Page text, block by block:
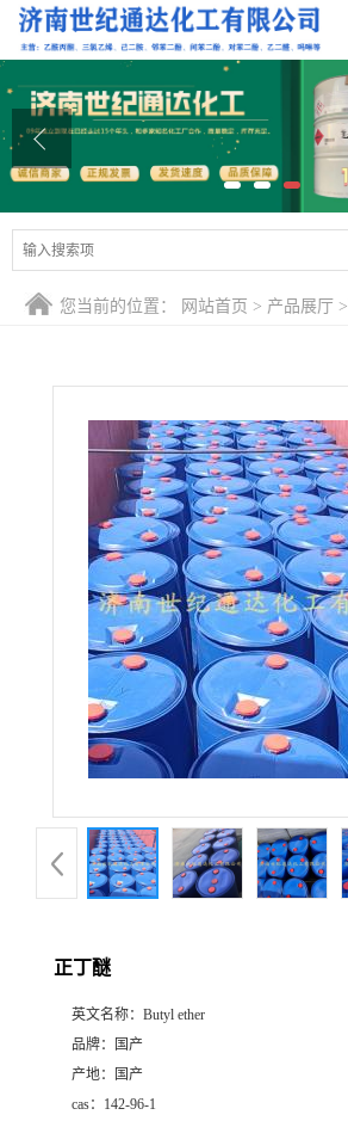
公司首页
公司介绍
产品展厅
证书荣誉
您当前的位置： 网站首页 > 产品展厅 >
正丁醚
英文名称： Butyl ether
品牌：
国产
产地：
国产
cas： 142-96-1